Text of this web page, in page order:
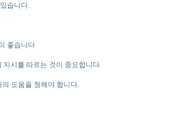
습니다.
좋습니다
시를 따르는 것이 중요합니다.
도움을 청해야 합니다.